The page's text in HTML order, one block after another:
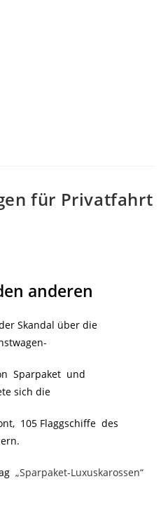
für Privatfahrt
anderen
Skandal über die
Sparpaket und
sich die
105 Flaggschiffe des
„Sparpaket-Luxuskarossen“